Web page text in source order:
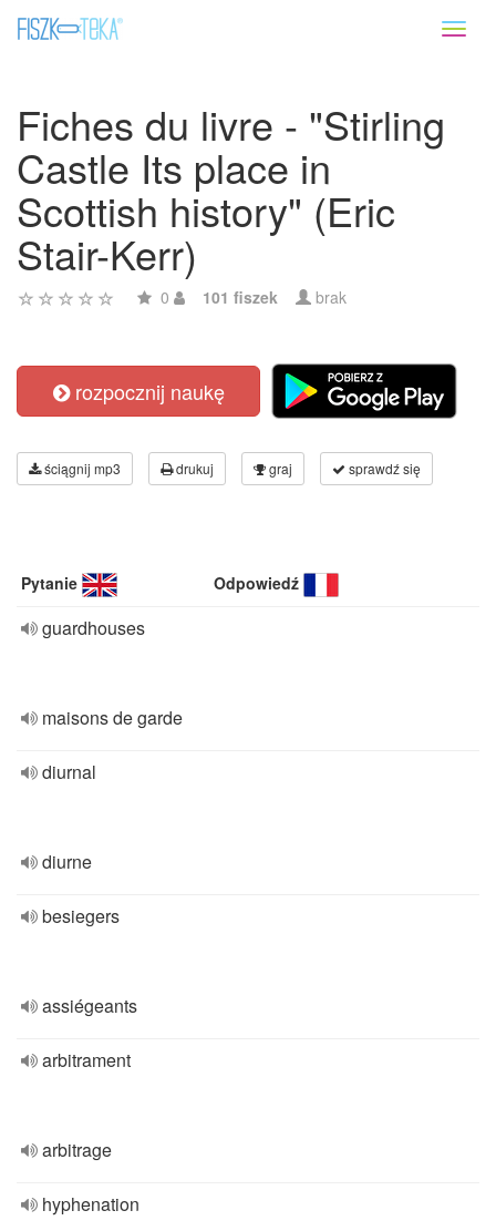
Fiches du livre - "Stirling
Castle Its place in
Scottish history" (Eric
Stair-Kerr)
0 101 fiszek brak
rozpocznij naukę
ściągnij mp3 drukuj graj sprawdź się
Pytanie Odpowiedź
guardhouses
maisons de garde
diurnal
diurne
besiegers
assiégeants
arbitrament
arbitrage
hyphenation